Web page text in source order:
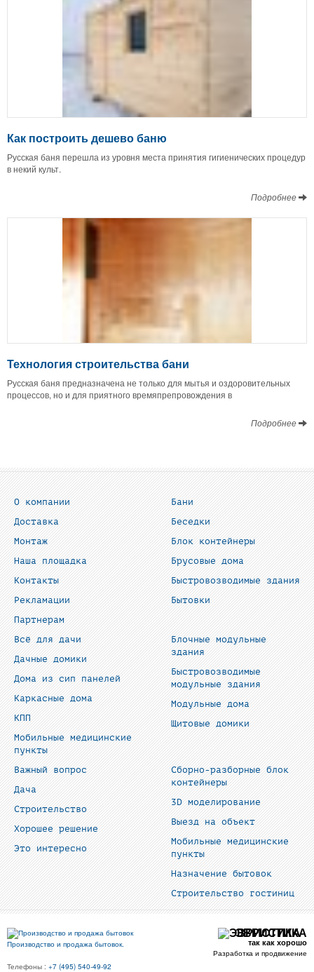
Как построить дешево баню
Русская баня перешла из уровня места принятия гигиенических процедур
в некий культ.
Подробнее
Технология строительства бани
Русская баня предназначена не только для мытья и оздоровительных
процессов, но и для приятного времяпрепровождения в
Подробнее
О компании
Доставка
Монтаж
Наша площадка
Контакты
Рекламации
Партнерам
Бани
Беседки
Блок контейнеры
Брусовые дома
Быстровозводимые здания
Бытовки
Всё для дачи
Дачные домики
Дома из сип панелей
Каркасные дома
КПП
Мобильные медицинские
пункты
Блочные модульные
здания
Быстровозводимые
модульные здания
Модульные дома
Щитовые домики
Важный вопрос
Дача
Строительство
Хорошее решение
Это интересно
Сборно-разборные блок
контейнеры
3D моделирование
Выезд на объект
Мобильные медицинские
пункты
Назначение бытовок
Строительство гостиниц
Производство и продажа бытовок.
ЭВРИСТИКА
так как хорошо
Разработка и продвижение
Телефоны : +7 (495) 540-49-92